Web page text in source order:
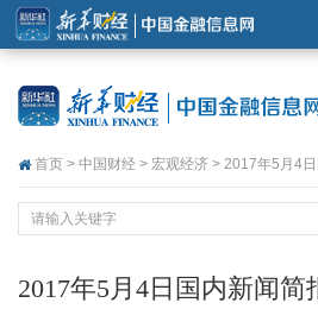
首页 > 中国财经 > 宏观经济 > 2017年5月4
2017年5月4日国内新闻简